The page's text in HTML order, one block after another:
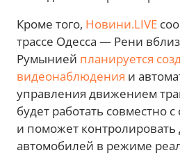
Кроме того, Новини.LIVE
трассе Одесса — Рени
Румынией планируется
видеонаблюдения и
управления движением
будет работать совместно
и поможет
автомобилей в режиме